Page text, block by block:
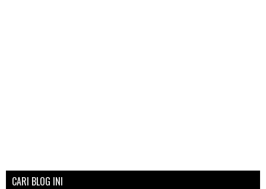
CARI BLOG INI